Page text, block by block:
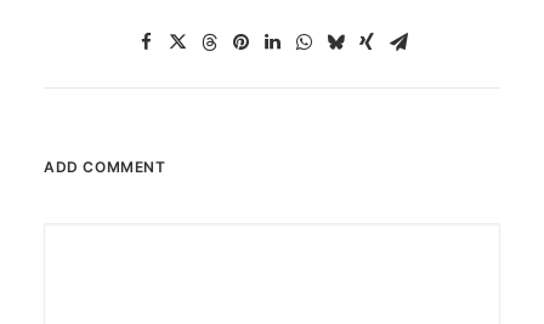
ADD COMMENT